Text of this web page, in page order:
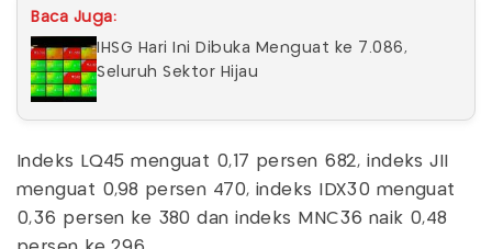
Baca Juga:
IHSG Hari Ini Dibuka Menguat ke 7.086,
Seluruh Sektor Hijau
Indeks LQ45 menguat 0,17 persen 682, indeks JII
menguat 0,98 persen 470, indeks IDX30 menguat
0,36 persen ke 380 dan indeks MNC36 naik 0,48